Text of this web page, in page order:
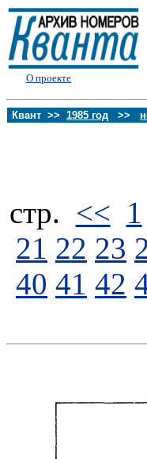
О проекте
Квант >> 1985 год >>
стp. << 1
21 22 23
40 41 42